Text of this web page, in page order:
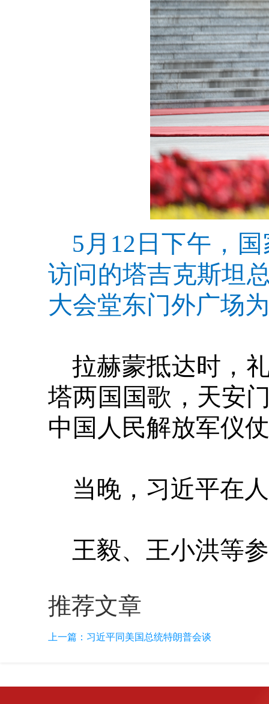
5月12日下午，
访问的塔吉克斯坦
大会堂东门外广场
拉赫蒙抵达时，
塔两国国歌，天安
中国人民解放军仪
当晚，习近平在
王毅、王小洪等
推荐文章
上一篇： 习近平同美国总统特朗普会谈